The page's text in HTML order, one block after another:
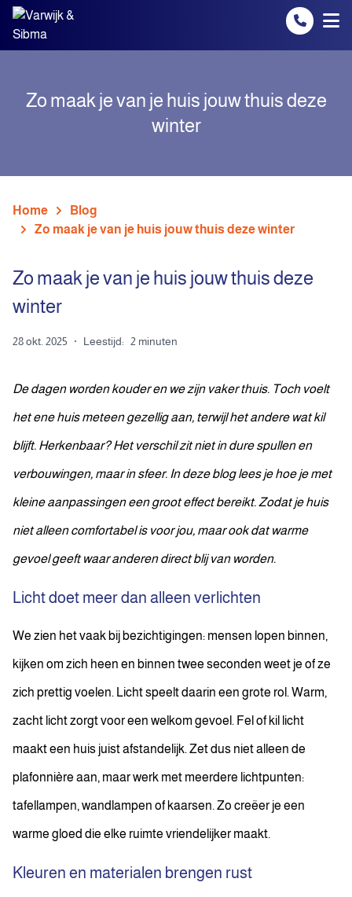
Spring naar inhoud
Zo maak je van je huis jouw thuis deze
winter
Home
Blog
Zo maak je van je huis jouw thuis deze winter
Zo maak je van je huis jouw thuis deze
winter
28 okt. 2025 · Leestijd: 2 minuten
De dagen worden kouder en we zijn vaker thuis. Toch voelt
het ene huis meteen gezellig aan, terwijl het andere wat kil
blijft. Herkenbaar? Het verschil zit niet in dure spullen en
verbouwingen, maar in sfeer. In deze blog lees je hoe je met
kleine aanpassingen een groot effect bereikt.Zodat je huis
niet alleen comfortabel is voor jou, maar ook dat warme
gevoel geeft waar anderen direct blij van worden.
Licht doet meer dan alleen verlichten
We zien het vaak bij bezichtigingen: mensen lopen binnen,
kijken om zich heen en binnen twee seconden weet je of ze
zich prettig voelen. Licht speelt daarin een grote rol. Warm,
zacht licht zorgt voor een welkom gevoel. Fel of kil licht
maakt een huis juist afstandelijk. Zet dus niet alleen de
plafonnière aan, maar werk met meerdere lichtpunten:
tafellampen, wandlampen of kaarsen. Zo creëer je een
warme gloed die elke ruimte vriendelijker maakt.
Kleuren en materialen brengen rust